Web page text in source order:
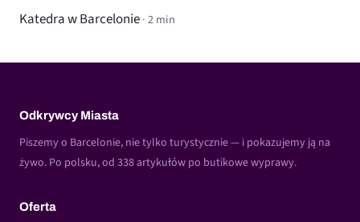
Katedra w Barcelonie · 2 min
Odkrywcy Miasta
Piszemy o Barcelonie, nie tylko turystycznie — i pokazujemy ją na
żywo. Po polsku, od 338 artykułów po butikowe wyprawy.
Oferta